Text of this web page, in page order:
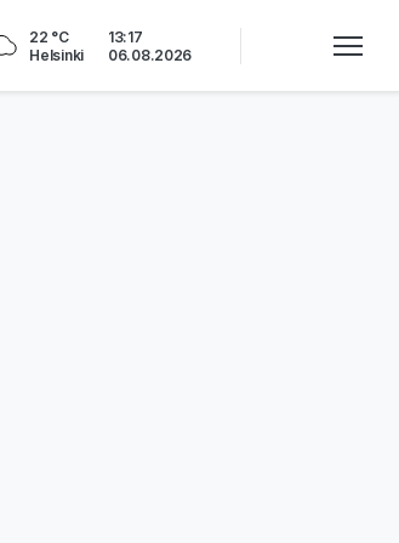
22 °C
Helsinki
13:17
06.08.2026